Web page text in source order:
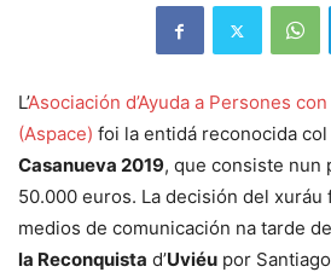
L’Asociación d’Ayuda a Persones
(Aspace) foi la entidá reconocida col
Casanueva 2019, que consiste nun
50.000 euros. La decisión del xuráu
medios de comunicación na tarde
la Reconquista d’Uviéu por